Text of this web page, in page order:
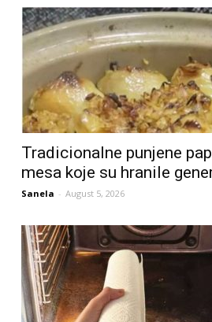
Tradicionalne punjene
mesa koje su hranile
Sanela - August 5, 2026